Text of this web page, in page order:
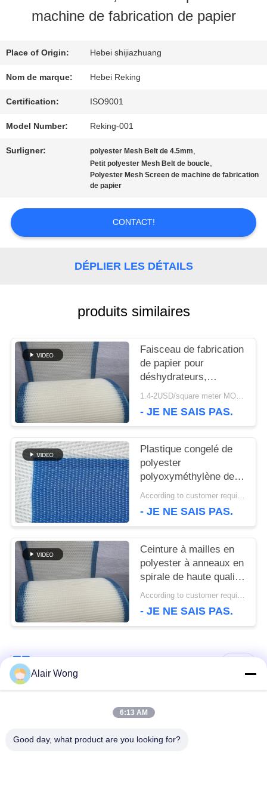
VISITE
CONTRÔLE
DE
QUALITÉ
CONTACTEZ-
NOUVELLES
CITATION
PLAN
DU
SITE
PRIVACY
POLICY
machine de fabrication de papier
Place of Origin: Hebei shijiazhuang
Nom de marque: Hebei Reking
Certification: ISO9001
Model Number: Reking-001
Surligner: polyester Mesh Belt de 4.5mm,
Petit polyester Mesh Belt de boucle,
Polyester Mesh Screen de machine de fabrication
de papier
CONTACT!
DÉPLIER LES DÉTAILS
produits similaires
Faisceau de fabrication
de papier pour
déshydrateurs,
faisceau en polyester,
déshydratation de
1.4-2USD/square meter MOQ:meetr 1square
- JE NE SAIS PAS.
Plastique congelé de
polyester
polyoxyméthylène de
qualité alimentaire,
spirale, maillage de
bande de séchoir à
entraînement plat
According to customer requirements MOQ:1 mètre
- JE NE SAIS PAS.
Ceinture à mailles en
polyester à anneaux en
spirale de haute qualité
100% polyester
mailles en polyester
According to customer requirements MOQ:1 mètre
- JE NE SAIS PAS.
Ceinture en spirale de
Alair Wong
6:13 AM
Good day, what product are you looking for?